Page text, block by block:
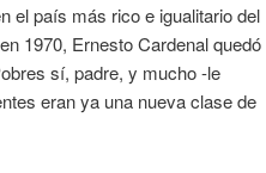
el país más rico e igualitario del
1970, Ernesto Cardenal quedó
sí, padre, y mucho -le
eran ya una nueva clase de